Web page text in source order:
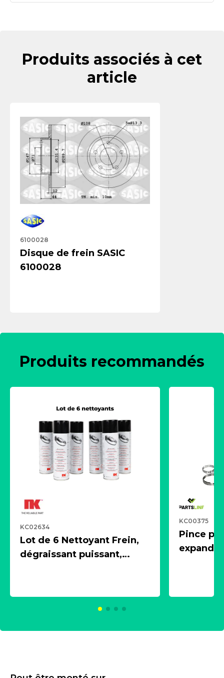
Produits associés à cet
article
6100028
Disque de frein SASIC
6100028
Produits recommandés
KC02634
Lot de 6 Nettoyant Frein,
dégraissant puissant,
KC00375
Pince